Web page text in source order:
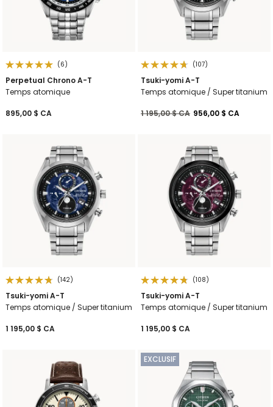
(6)
Perpetual Chrono A-T
Temps atomique
895,00 $ CA
(107)
Tsuki-yomi A-T
Temps atomique / Super titanium
Prix réduit de
1 195,00 $ CAà956,00 $ CA
(142)
Tsuki-yomi A-T
Temps atomique / Super titanium
1 195,00 $ CA
(108)
Tsuki-yomi A-T
Temps atomique / Super titanium
1 195,00 $ CA
EXCLUSIF